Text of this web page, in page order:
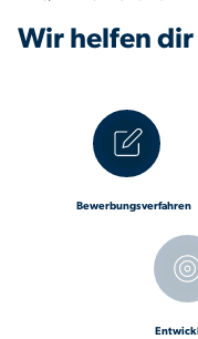
Wir helfen
Bewerbungsverfahren